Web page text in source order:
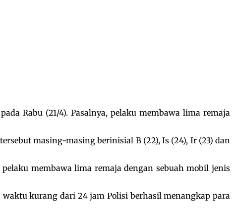
Rabu (21/4). Pasalnya, pelaku membawa lima remaja
masing-masing berinisial B (22), Is (24), Ir (23) dan
membawa lima remaja dengan sebuah mobil jenis
kurang dari 24 jam Polisi berhasil menangkap para